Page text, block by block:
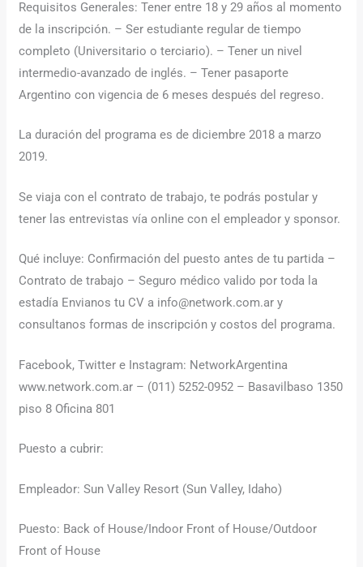
Requisitos Generales: Tener entre 18 y 29 años al momento
de la inscripción. – Ser estudiante regular de tiempo
completo (Universitario o terciario). – Tener un nivel
intermedio-avanzado de inglés. – Tener pasaporte
Argentino con vigencia de 6 meses después del regreso.
La duración del programa es de diciembre 2018 a marzo
2019.
Se viaja con el contrato de trabajo, te podrás postular y
tener las entrevistas vía online con el empleador y sponsor.
Qué incluye: Confirmación del puesto antes de tu partida –
Contrato de trabajo – Seguro médico valido por toda la
estadía Envianos tu CV a info@network.com.ar y
consultanos formas de inscripción y costos del programa.
Facebook, Twitter e Instagram: NetworkArgentina
www.network.com.ar – (011) 5252-0952 – Basavilbaso 1350
piso 8 Oficina 801
Puesto a cubrir:
Empleador: Sun Valley Resort (Sun Valley, Idaho)
Puesto: Back of House/Indoor Front of House/Outdoor
Front of House